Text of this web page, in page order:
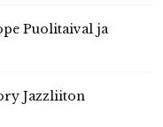
Puolitaival ja
Jazzliiton